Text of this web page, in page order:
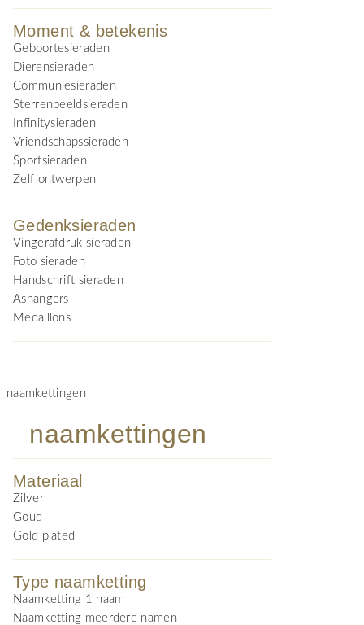
Moment & betekenis
Geboortesieraden
Dierensieraden
Communiesieraden
Sterrenbeeldsieraden
Infinitysieraden
Vriendschapssieraden
Sportsieraden
Zelf ontwerpen
Gedenksieraden
Vingerafdruk sieraden
Foto sieraden
Handschrift sieraden
Ashangers
Medaillons
naamkettingen
naamkettingen
Materiaal
Zilver
Goud
Gold plated
Type naamketting
Naamketting 1 naam
Naamketting meerdere namen